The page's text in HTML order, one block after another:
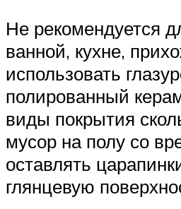
Не рекомендуется
ванной, кухне,
использовать
полированный
виды покрытия
мусор на полу со
оставлять
глянцевую